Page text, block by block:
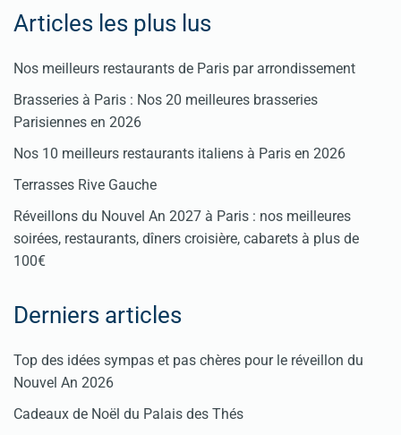
Articles les plus lus
Nos meilleurs restaurants de Paris par arrondissement
Brasseries à Paris : Nos 20 meilleures brasseries
Parisiennes en 2026
Nos 10 meilleurs restaurants italiens à Paris en 2026
Terrasses Rive Gauche
Réveillons du Nouvel An 2027 à Paris : nos meilleures
soirées, restaurants, dîners croisière, cabarets à plus de
100€
Derniers articles
Top des idées sympas et pas chères pour le réveillon du
Nouvel An 2026
Cadeaux de Noël du Palais des Thés